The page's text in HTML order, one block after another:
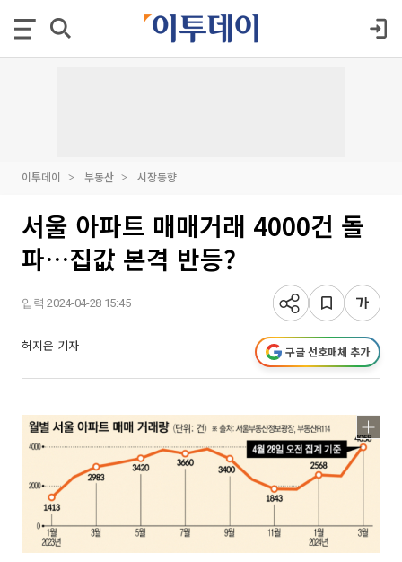
이투데이 부동산 시장동향
서울 아파트 매매거래 4000건 돌
파…집값 본격 반등?
입력 2024-04-28 15:45
허지은 기자 구글 선호매체 추가